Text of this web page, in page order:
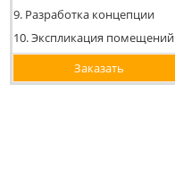
9. Разработка концепции
10. Экспликация помещений
Заказать